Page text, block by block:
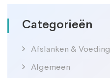
Categorieën
Afslanken & Voeding
Algemeen